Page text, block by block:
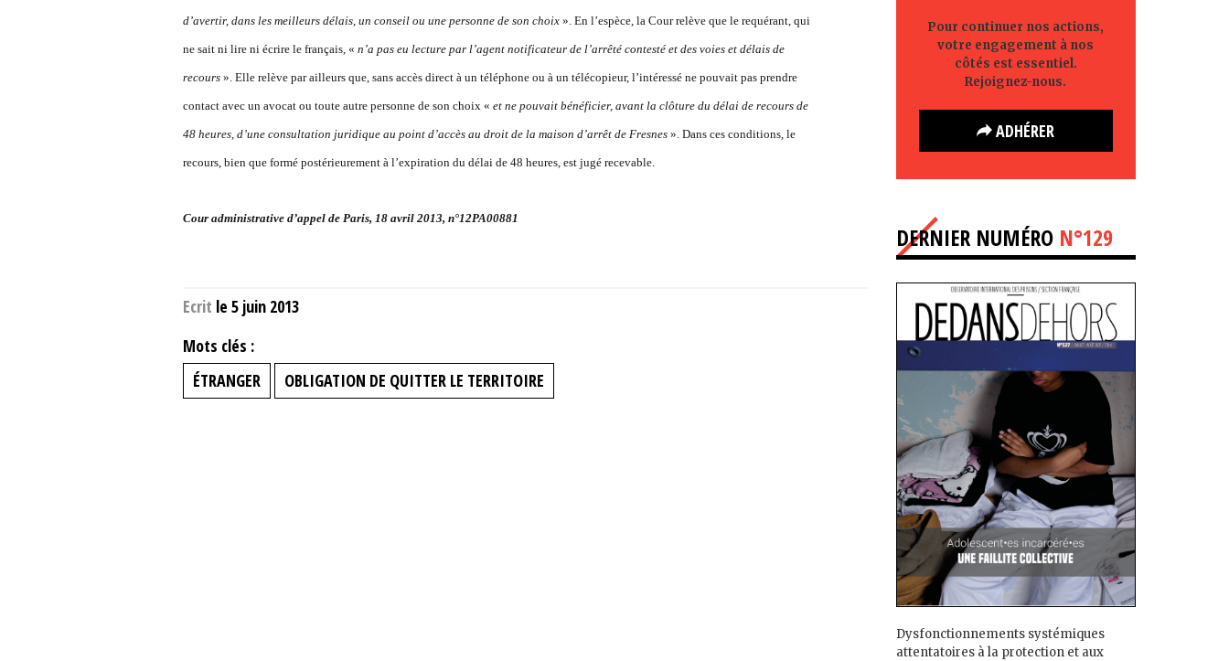
d’avertir, dans les meilleurs délais, un conseil ou une personne de son choix ». En l’espèce, la Cour relève que le requérant, qui
ne sait ni lire ni écrire le français, « n’a pas eu lecture par l’agent notificateur de l’arrêté contesté et des voies et délais de
recours ». Elle relève par ailleurs que, sans accès direct à un téléphone ou à un télécopieur, l’intéressé ne pouvait pas prendre
contact avec un avocat ou toute autre personne de son choix « et ne pouvait bénéficier, avant la clôture du délai de recours de
48 heures, d’une consultation juridique au point d’accès au droit de la maison d’arrêt de Fresnes ». Dans ces conditions, le
recours, bien que formé postérieurement à l’expiration du délai de 48 heures, est jugé recevable.
Cour administrative d’appel de Paris, 18 avril 2013, n°12PA00881
Ecrit le 5 juin 2013
Mots clés :
ÉTRANGER
OBLIGATION DE QUITTER LE TERRITOIRE
Pour continuer nos actions,
votre engagement à nos
côtés est essentiel.
Rejoignez-nous.
ADHÉRER
DERNIER NUMÉRO N°129
Dysfonctionnements systémiques
attentatoires à la protection et aux